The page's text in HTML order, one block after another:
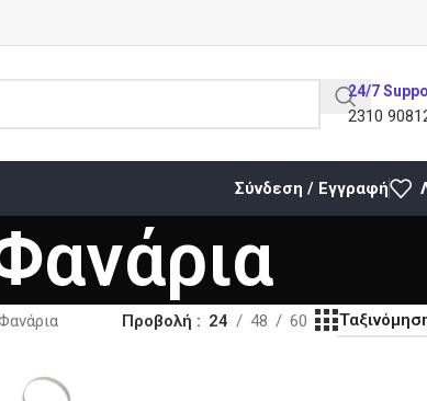
24/7
2310
Σύνδεση / Εγγραφή
Προβολή 24 48 60